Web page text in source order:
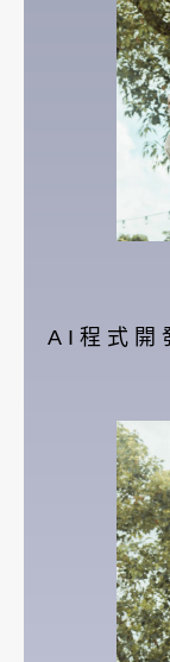
AI程式開